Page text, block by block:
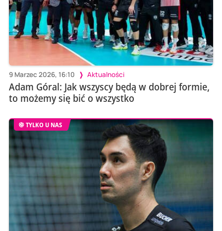
9 Marzec 2026, 16:10 Aktualności
Adam Góral: Jak wszyscy będą w dobrej formie,
to możemy się bić o wszystko
TYLKO U NAS